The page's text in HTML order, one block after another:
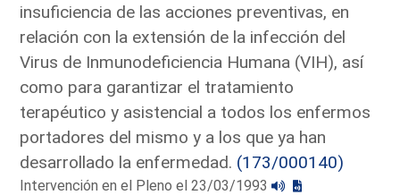
insuficiencia de las acciones preventivas, en
relación con la extensión de la infección del
Virus de Inmunodeficiencia Humana (VIH), así
como para garantizar el tratamiento
terapéutico y asistencial a todos los enfermos
portadores del mismo y a los que ya han
desarrollado la enfermedad. (173/000140)
Intervención en el Pleno el 23/03/1993